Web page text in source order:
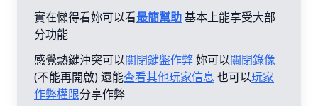
實在懶得看妳可以看最簡幫助基本上能享受大部
分功能
感覺熱鍵沖突可以關閉鍵盤作弊妳可以關閉錄像
(不能再開啟) 還能查看其他玩家信息 也可以玩家
作弊權限分享作弊